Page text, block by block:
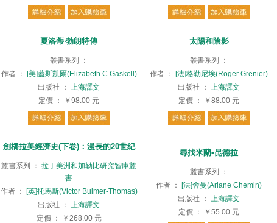
夏洛蒂‧勃朗特傳
叢書系列
：
作者
：
[美]蓋斯凱爾(Elizabeth C.Gaskell)
出版社
： 上海譯文
定價 ： ￥98.00 元
太陽和陰影
叢書系列
：
作者 ：
[法]格勒尼埃(Roger Grenier)
出版社
： 上海譯文
定價 ： ￥88.00 元
劍橋拉美經濟史(下卷)：漫長的20世紀
叢書系列 ： 拉丁美洲和加勒比研究智庫叢
書
作者
：
[英]托馬斯(Victor Bulmer-Thomas)
出版社
： 上海譯文
定價
： ￥268.00 元
尋找米蘭•昆德拉
叢書系列
：
作者 ：
[法]舍曼(Ariane Chemin)
出版社
： 上海譯文
定價 ： ￥55.00 元